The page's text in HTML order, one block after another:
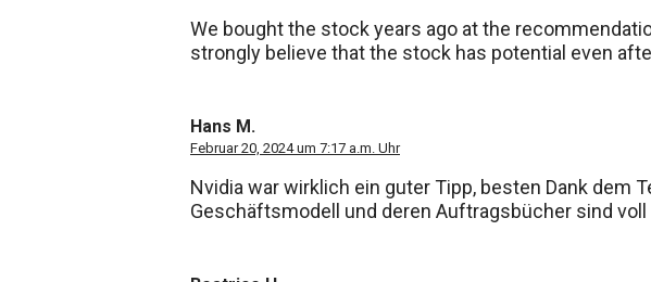
We bought the stock years ago at the
strongly believe that the stock has potential even
Hans M.
Februar 20, 2024 um 7:17 a.m. Uhr
Nvidia war wirklich ein guter Tipp, besten Dank dem
Geschäftsmodell und deren Auftragsbücher sind voll